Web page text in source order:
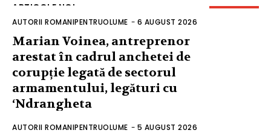
ARTICOLE NOI
AUTORII ROMANIPENTRUOLUME - 6 AUGUST 2026
Marian Voinea, antreprenor
arestat în cadrul anchetei de
corupție legată de sectorul
armamentului, legături cu
‘Ndrangheta
AUTORII ROMANIPENTRUOLUME - 5 AUGUST 2026